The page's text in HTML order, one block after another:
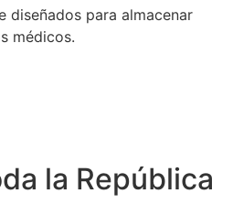
diseñados para almacenar
médicos.
la República